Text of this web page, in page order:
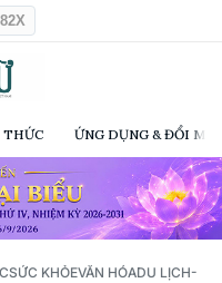
THỨC ỨNG DỤNG & ĐỔI
SỨC KHỎEVĂN HÓADU LỊCH-